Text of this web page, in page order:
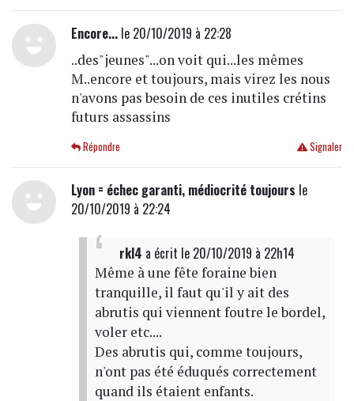
Encore...le 20/10/2019 à 22:28
..des"jeunes"...on voit qui...les mêmes
M..encore et toujours, mais virez les nous
n'avons pas besoin de ces inutiles crétins
futurs assassins
Signaler
Répondre
Lyon = échec garanti, médiocrité toujours le
20/10/2019 à 22:24
rkl4 a écrit le 20/10/2019 à 22h14
Même à une fête foraine bien
tranquille, il faut qu'il y ait des
abrutis qui viennent foutre le bordel,
voler etc....
Des abrutis qui, comme toujours,
n'ont pas été éduqués correctement
quand ils étaient enfants.